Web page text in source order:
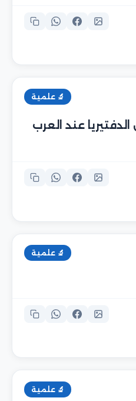
🔬 علمية
عند العرب
🔬 علمية
🔬 علمية